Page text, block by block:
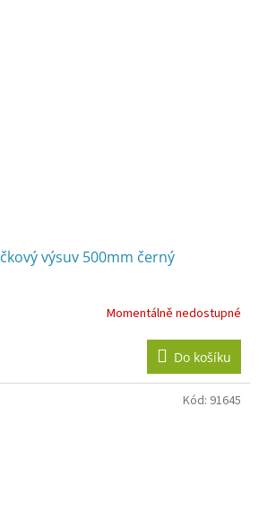
výsuv 500mm černý
Momentálně nedostupné
Do košíku
Kód: 91645